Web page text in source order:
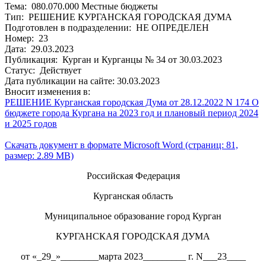
Тема: 080.070.000 Местные бюджеты
Тип: РЕШЕНИЕ КУРГАНСКАЯ ГОРОДСКАЯ ДУМА
Подготовлен в подразделении: НЕ ОПРЕДЕЛЕН
Номер: 23
Дата: 29.03.2023
Публикация: Курган и Курганцы № 34 от 30.03.2023
Статус: Действует
Дата публикации на сайте: 30.03.2023
Вносит изменения в:
РЕШЕНИЕ Курганская городская Дума от 28.12.2022 N 174 О
бюджете города Кургана на 2023 год и плановый период 2024
и 2025 годов
Скачать документ в формате Microsoft Word (страниц: 81,
размер: 2.89 MB)
Российская Федерация
Курганская область
Муниципальное образование город Курган
КУРГАНСКАЯ ГОРОДСКАЯ ДУМА
от «_29_»________марта 2023_________ г. N___23____